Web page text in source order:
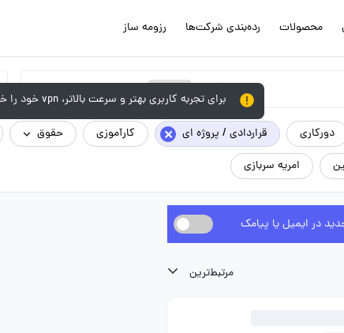
محصولات رده‌بندی شرکت‌ها رزومه ساز
پژوهش
دورکاری قراردادی / پروژه ای × کارآموزی حقوق
امریه سربازی
در ایمیل یا پیامک
برای تجربه کاربری بهتر و سرعت بالاتر، vpn خود را خاموش کنید.